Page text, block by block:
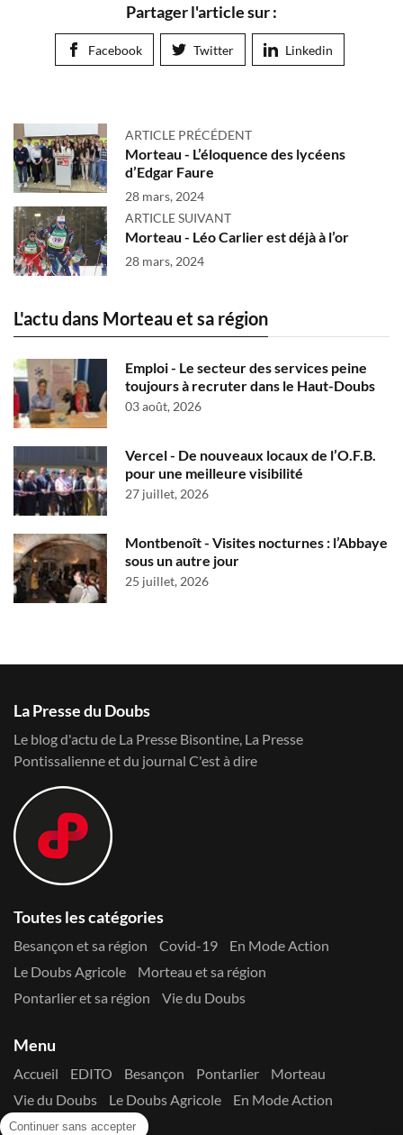
Continuer sans accepter
Partager l'article sur :
Facebook Twitter Linkedin
ARTICLE PRÉCÉDENT
Morteau - L’éloquence des lycéens
d’Edgar Faure
28 mars, 2024
ARTICLE SUIVANT
Morteau - Léo Carlier est déjà à l’or
28 mars, 2024
L'actu dans Morteau et sa région
Emploi - Le secteur des services peine
toujours à recruter dans le Haut-Doubs
03 août, 2026
Vercel - De nouveaux locaux de l’O.F.B.
pour une meilleure visibilité
27 juillet, 2026
Montbenoît - Visites nocturnes : l’Abbaye
sous un autre jour
25 juillet, 2026
La Presse du Doubs
Le blog d'actu de La Presse Bisontine, La Presse
Pontissalienne et du journal C'est à dire
Toutes les catégories
Besançon et sa région Covid-19
En Mode Action
Le Doubs Agricole
Morteau et sa région
Pontarlier et sa région
Vie du Doubs
Menu
Accueil EDITO Besançon Pontarlier
Morteau
Vie du Doubs
Le Doubs Agricole
En Mode Action
Contactez-nous !